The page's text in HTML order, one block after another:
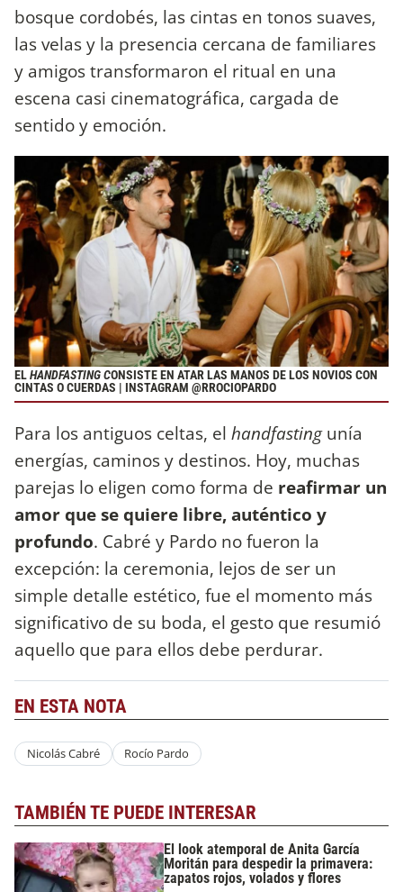
bosque cordobés, las cintas en tonos suaves,
las velas y la presencia cercana de familiares
y amigos transformaron el ritual en una
escena casi cinematográfica, cargada de
sentido y emoción.
ELHANDFASTING CONSISTE EN ATAR LAS MANOS DE LOS NOVIOS CON
CINTAS O CUERDAS | INSTAGRAM @RROCIOPARDO
Para los antiguos celtas, el handfastingunía
energías, caminos y destinos. Hoy, muchas
parejas lo eligen como forma de reafirmar un
amor que se quiere libre, auténtico y
profundo. Cabré y Pardo no fueron la
excepción: la ceremonia, lejos de ser un
simple detalle estético, fue el momento más
significativo de su boda, el gesto que resumió
aquello que para ellos debe perdurar.
EN ESTA NOTA
Nicolás Cabré Rocío Pardo
TAMBIÉN TE PUEDE INTERESAR
El look atemporal de Anita García
Moritán para despedir la primavera:
zapatos rojos, volados y flores